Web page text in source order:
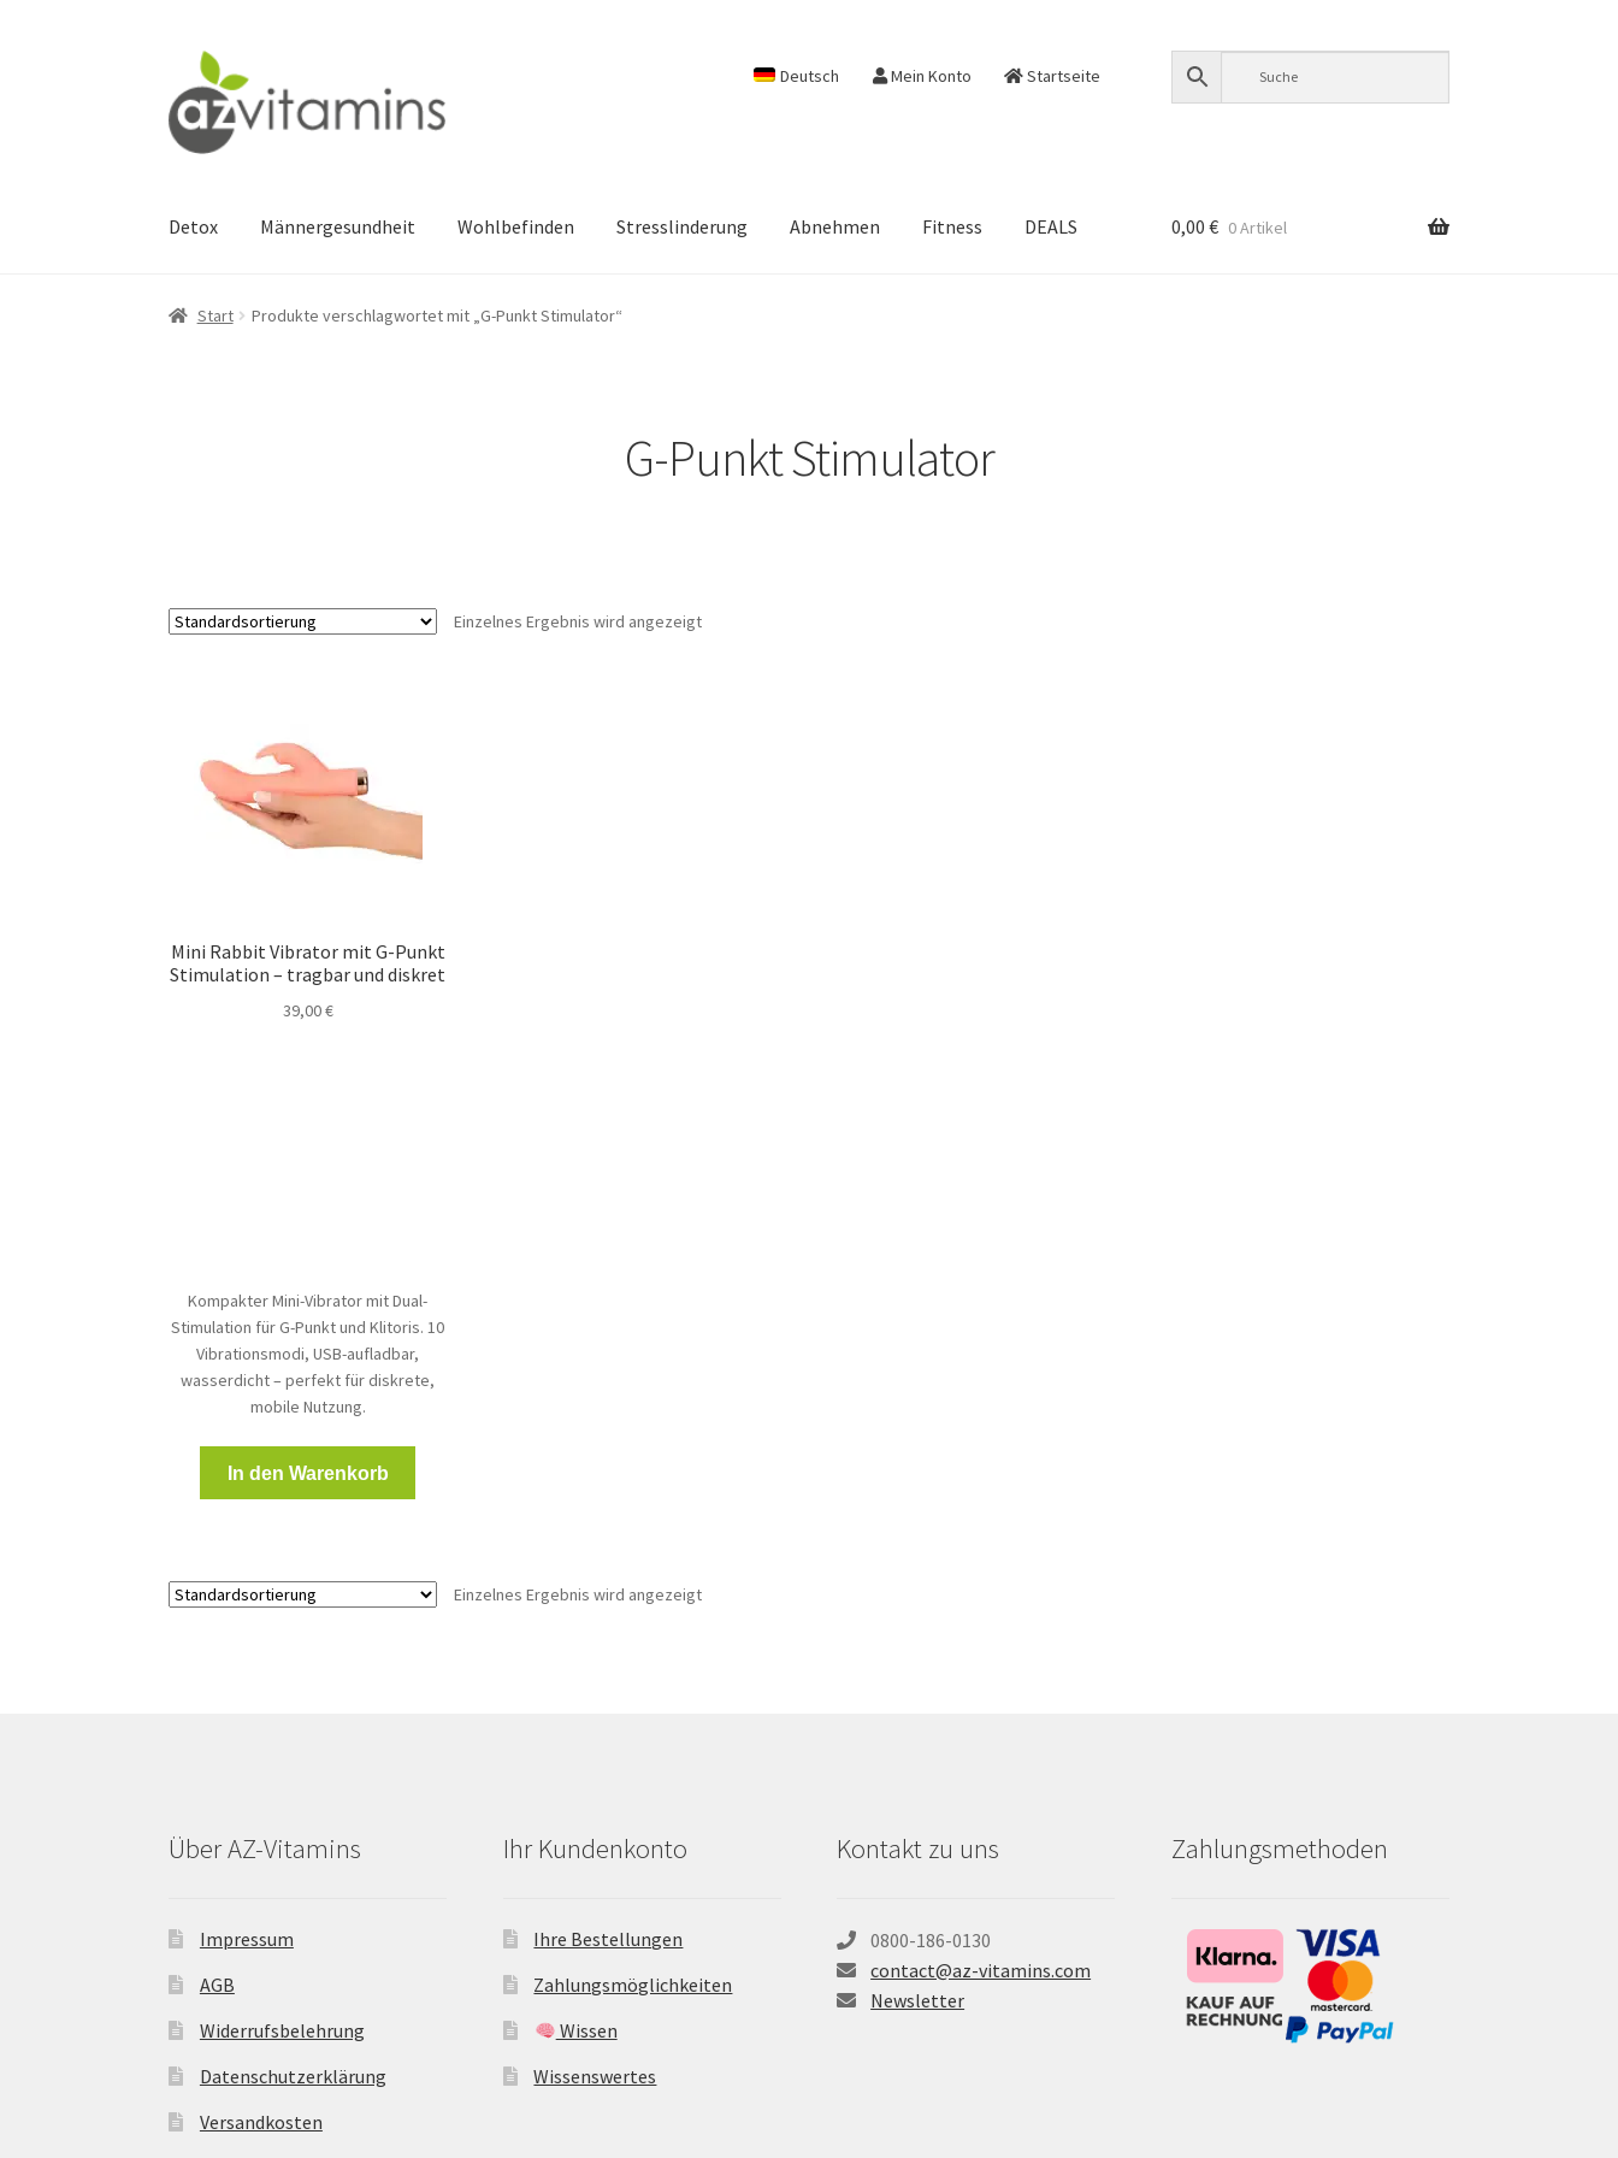
Navigation
springen
Zum
Inhalt
springen
Deutsch Mein Konto Startseite
Detox Männergesundheit Wohlbefinden Stresslinderung Abnehmen Fitness DEALS 0,00 € 0 Artikel
Start Produkte verschlagwortet mit „G-Punkt Stimulator“
G-Punkt Stimulator
Einzelnes Ergebnis wird angezeigt
Mini Rabbit Vibrator mit G-Punkt
Stimulation – tragbar und diskret
39,00€
Kompakter Mini-Vibrator mit Dual-
Stimulation für G-Punkt und Klitoris. 10
Vibrationsmodi, USB-aufladbar,
wasserdicht – perfekt für diskrete,
mobile Nutzung.
In den Warenkorb
Einzelnes Ergebnis wird angezeigt
Über AZ-Vitamins
Impressum
AGB
Widerrufsbelehrung
Datenschutzerklärung
Versandkosten
Ihr Kundenkonto
Ihre Bestellungen
Zahlungsmöglichkeiten
Wissen
Wissenswertes
Kontakt zu uns
0800-186-0130
contact@az-vitamins.com
Newsletter
Zahlungsmethoden